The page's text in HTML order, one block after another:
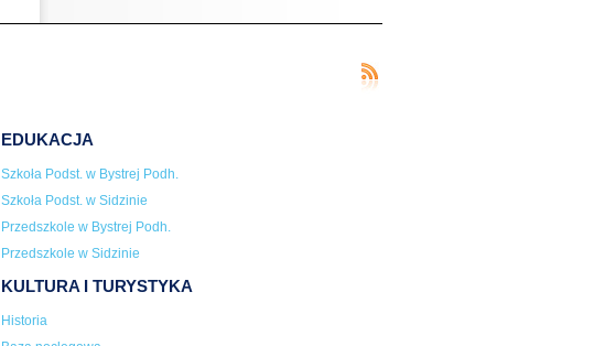
EDUKACJA
Szkoła Podst. w Bystrej Podh.
Szkoła Podst. w Sidzinie
Przedszkole w Bystrej Podh.
Przedszkole w Sidzinie
KULTURA I TURYSTYKA
Historia